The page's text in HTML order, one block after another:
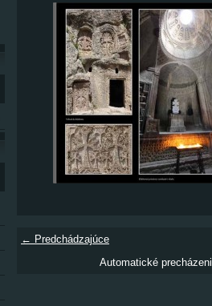
← Predchádzajúce
Automatické